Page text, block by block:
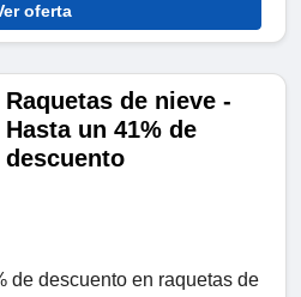
oferta
Raquetas de nieve -
Hasta un 41% de
descuento
de descuento en raquetas de